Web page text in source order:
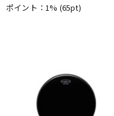
ポイント：1% (65pt)